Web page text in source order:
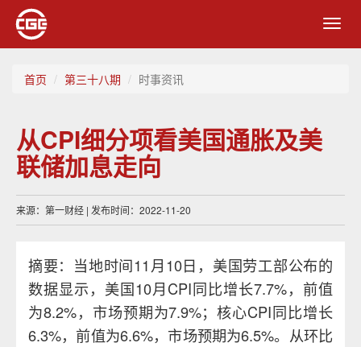
首页 第三十八期 时事资讯
从CPI细分项看美国通胀及美
联储加息走向
来源：第一财经 | 发布时间：2022-11-20
摘要：当地时间11月10日，美国劳工部公布的
数据显示，美国10月CPI同比增长7.7%，前值
为8.2%，市场预期为7.9%；核心CPI同比增长
6.3%，前值为6.6%，市场预期为6.5%。从环比